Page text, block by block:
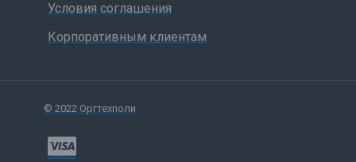
Условия соглашения
Корпоративным клиентам
© 2022 Оргтехполи